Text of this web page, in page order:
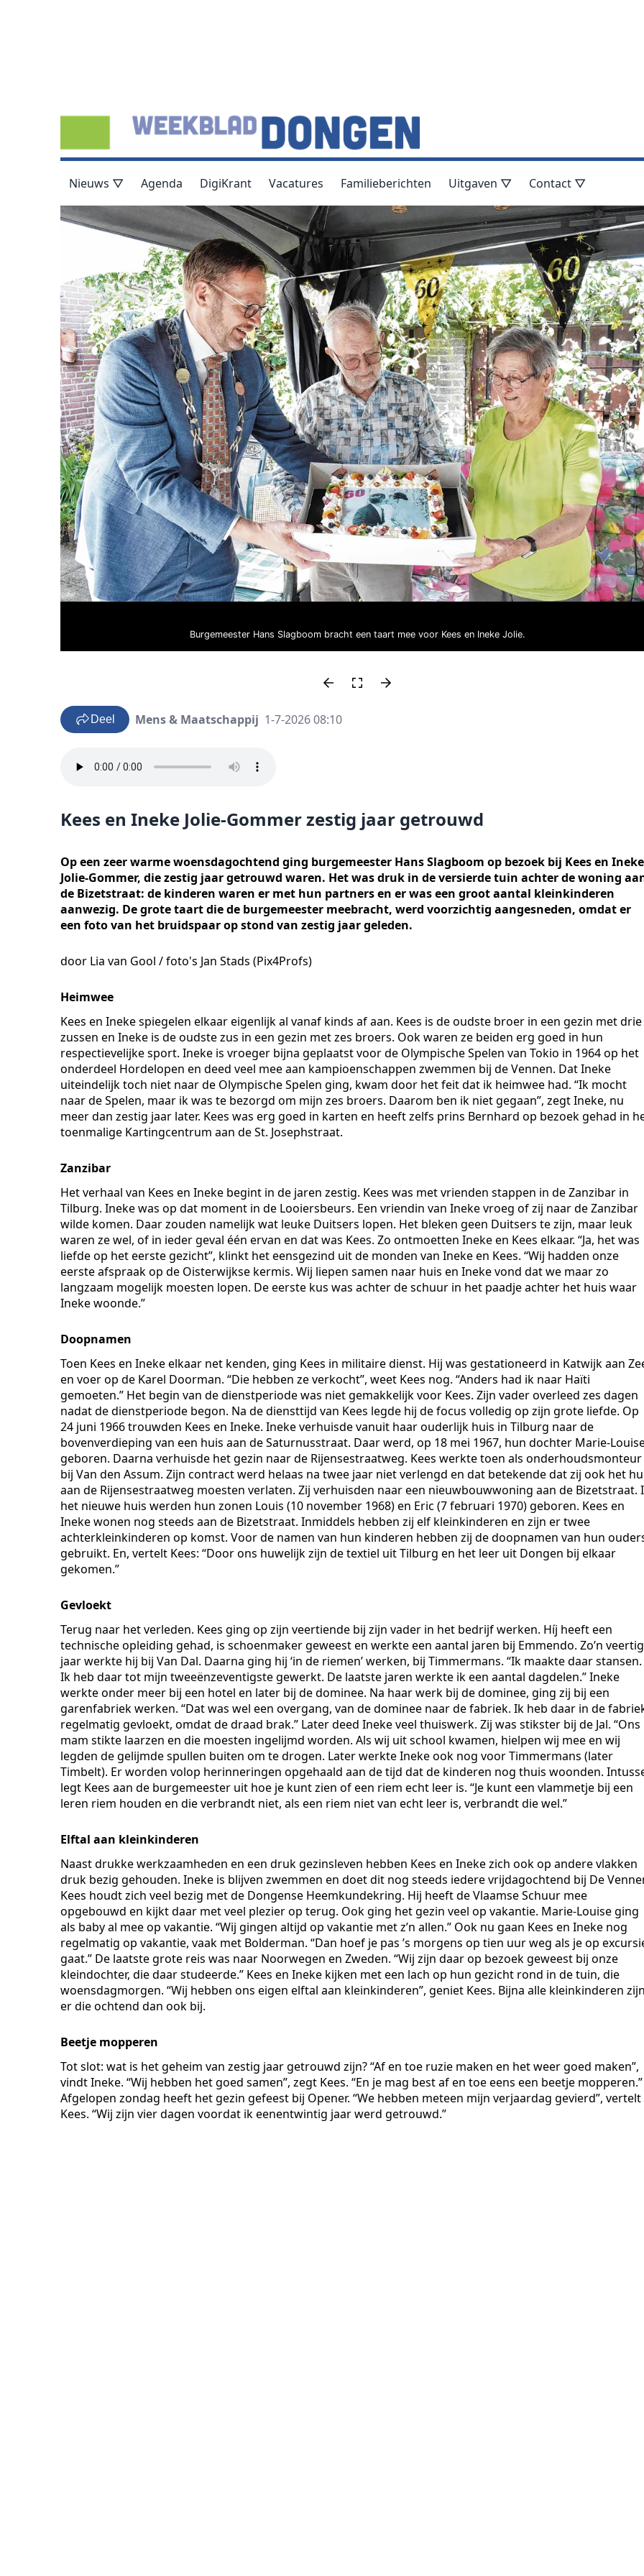
Nieuws ▽ Agenda DigiKrant Vacatures Familieberichten Uitgaven ▽ Contact ▽
Burgemeester Hans Slagboom bracht een taart mee voor Kees en Ineke Jolie.
Deel Mens & Maatschappij 1-7-2026 08:10
Kees en Ineke Jolie-Gommer zestig jaar getrouwd
Op een zeer warme woensdagochtend ging burgemeester Hans Slagboom op bezoek bij Kees en Ineke
Jolie-Gommer, die zestig jaar getrouwd waren. Het was druk in de versierde tuin achter de woning
de Bizetstraat: de kinderen waren er met hun partners en er was een groot aantal kleinkinderen
aanwezig. De grote taart die de burgemeester meebracht, werd voorzichtig aangesneden, omdat er
een foto van het bruidspaar op stond van zestig jaar geleden.
door Lia van Gool / foto's Jan Stads (Pix4Profs)
Heimwee
Kees en Ineke spiegelen elkaar eigenlijk al vanaf kinds af aan. Kees is de oudste broer in een gezin met drie
zussen en Ineke is de oudste zus in een gezin met zes broers. Ook waren ze beiden erg goed in hun
respectievelijke sport. Ineke is vroeger bijna geplaatst voor de Olympische Spelen van Tokio in 1964 op het
onderdeel Hordelopen en deed veel mee aan kampioenschappen zwemmen bij de Vennen. Dat Ineke
uiteindelijk toch niet naar de Olympische Spelen ging, kwam door het feit dat ik heimwee had. “Ik mocht
naar de Spelen, maar ik was te bezorgd om mijn zes broers. Daarom ben ik niet gegaan”, zegt Ineke, nu
meer dan zestig jaar later. Kees was erg goed in karten en heeft zelfs prins Bernhard op bezoek gehad in
toenmalige Kartingcentrum aan de St. Josephstraat.
Zanzibar
Het verhaal van Kees en Ineke begint in de jaren zestig. Kees was met vrienden stappen in de Zanzibar in
Tilburg. Ineke was op dat moment in de Looiersbeurs. Een vriendin van Ineke vroeg of zij naar de Zanzibar
wilde komen. Daar zouden namelijk wat leuke Duitsers lopen. Het bleken geen Duitsers te zijn, maar leuk
waren ze wel, of in ieder geval één ervan en dat was Kees. Zo ontmoetten Ineke en Kees elkaar. “Ja, het was
liefde op het eerste gezicht”, klinkt het eensgezind uit de monden van Ineke en Kees. “Wij hadden onze
eerste afspraak op de Oisterwijkse kermis. Wij liepen samen naar huis en Ineke vond dat we maar zo
langzaam mogelijk moesten lopen. De eerste kus was achter de schuur in het paadje achter het huis waar
Ineke woonde.”
Doopnamen
Toen Kees en Ineke elkaar net kenden, ging Kees in militaire dienst. Hij was gestationeerd in Katwijk aan
en voer op de Karel Doorman. “Die hebben ze verkocht”, weet Kees nog. “Anders had ik naar Haïti
gemoeten.” Het begin van de dienstperiode was niet gemakkelijk voor Kees. Zijn vader overleed zes dagen
nadat de dienstperiode begon. Na de diensttijd van Kees legde hij de focus volledig op zijn grote liefde. Op
24 juni 1966 trouwden Kees en Ineke. Ineke verhuisde vanuit haar ouderlijk huis in Tilburg naar de
bovenverdieping van een huis aan de Saturnusstraat. Daar werd, op 18 mei 1967, hun dochter Marie-
geboren. Daarna verhuisde het gezin naar de Rijensestraatweg. Kees werkte toen als onderhoudsmonteur
bij Van den Assum. Zijn contract werd helaas na twee jaar niet verlengd en dat betekende dat zij ook het
aan de Rijensestraatweg moesten verlaten. Zij verhuisden naar een nieuwbouwwoning aan de Bizetstraat.
het nieuwe huis werden hun zonen Louis (10 november 1968) en Eric (7 februari 1970) geboren. Kees en
Ineke wonen nog steeds aan de Bizetstraat. Inmiddels hebben zij elf kleinkinderen en zijn er twee
achterkleinkinderen op komst. Voor de namen van hun kinderen hebben zij de doopnamen van hun
gebruikt. En, vertelt Kees: “Door ons huwelijk zijn de textiel uit Tilburg en het leer uit Dongen bij elkaar
gekomen.”
Gevloekt
Terug naar het verleden. Kees ging op zijn veertiende bij zijn vader in het bedrijf werken. Híj heeft een
technische opleiding gehad, is schoenmaker geweest en werkte een aantal jaren bij Emmendo. Zo’n veertig
jaar werkte hij bij Van Dal. Daarna ging hij ‘in de riemen’ werken, bij Timmermans. “Ik maakte daar stansen.
Ik heb daar tot mijn tweeënzeventigste gewerkt. De laatste jaren werkte ik een aantal dagdelen.” Ineke
werkte onder meer bij een hotel en later bij de dominee. Na haar werk bij de dominee, ging zij bij een
garenfabriek werken. “Dat was wel een overgang, van de dominee naar de fabriek. Ik heb daar in de
regelmatig gevloekt, omdat de draad brak.” Later deed Ineke veel thuiswerk. Zij was stikster bij de Jal. “Ons
mam stikte laarzen en die moesten ingelijmd worden. Als wij uit school kwamen, hielpen wij mee en wij
legden de gelijmde spullen buiten om te drogen. Later werkte Ineke ook nog voor Timmermans (later
Timbelt). Er worden volop herinneringen opgehaald aan de tijd dat de kinderen nog thuis woonden.
legt Kees aan de burgemeester uit hoe je kunt zien of een riem echt leer is. “Je kunt een vlammetje bij een
leren riem houden en die verbrandt niet, als een riem niet van echt leer is, verbrandt die wel.”
Elftal aan kleinkinderen
Naast drukke werkzaamheden en een druk gezinsleven hebben Kees en Ineke zich ook op andere vlakken
druk bezig gehouden. Ineke is blijven zwemmen en doet dit nog steeds iedere vrijdagochtend bij De
Kees houdt zich veel bezig met de Dongense Heemkundekring. Hij heeft de Vlaamse Schuur mee
opgebouwd en kijkt daar met veel plezier op terug. Ook ging het gezin veel op vakantie. Marie-Louise ging
als baby al mee op vakantie. “Wij gingen altijd op vakantie met z’n allen.” Ook nu gaan Kees en Ineke nog
regelmatig op vakantie, vaak met Bolderman. “Dan hoef je pas ’s morgens op tien uur weg als je op
gaat.” De laatste grote reis was naar Noorwegen en Zweden. “Wij zijn daar op bezoek geweest bij onze
kleindochter, die daar studeerde.” Kees en Ineke kijken met een lach op hun gezicht rond in de tuin, die
woensdagmorgen. “Wij hebben ons eigen elftal aan kleinkinderen”, geniet Kees. Bijna alle kleinkinderen zijn
er die ochtend dan ook bij.
Beetje mopperen
Tot slot: wat is het geheim van zestig jaar getrouwd zijn? “Af en toe ruzie maken en het weer goed maken”,
vindt Ineke. “Wij hebben het goed samen”, zegt Kees. “En je mag best af en toe eens een beetje mopperen.”
Afgelopen zondag heeft het gezin gefeest bij Opener. “We hebben meteen mijn verjaardag gevierd”, vertelt
Kees. “Wij zijn vier dagen voordat ik eenentwintig jaar werd getrouwd.”